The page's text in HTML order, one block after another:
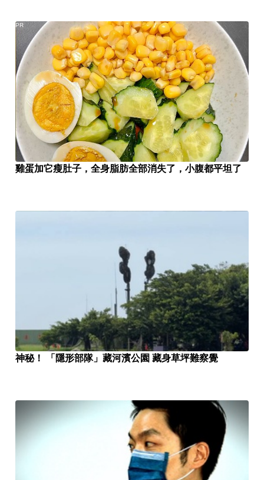
雞蛋加它瘦肚子，全身脂肪全部消失了，小腹都平坦了
PR
神秘！ 「隱形部隊」藏河濱公園 藏身草坪難察覺